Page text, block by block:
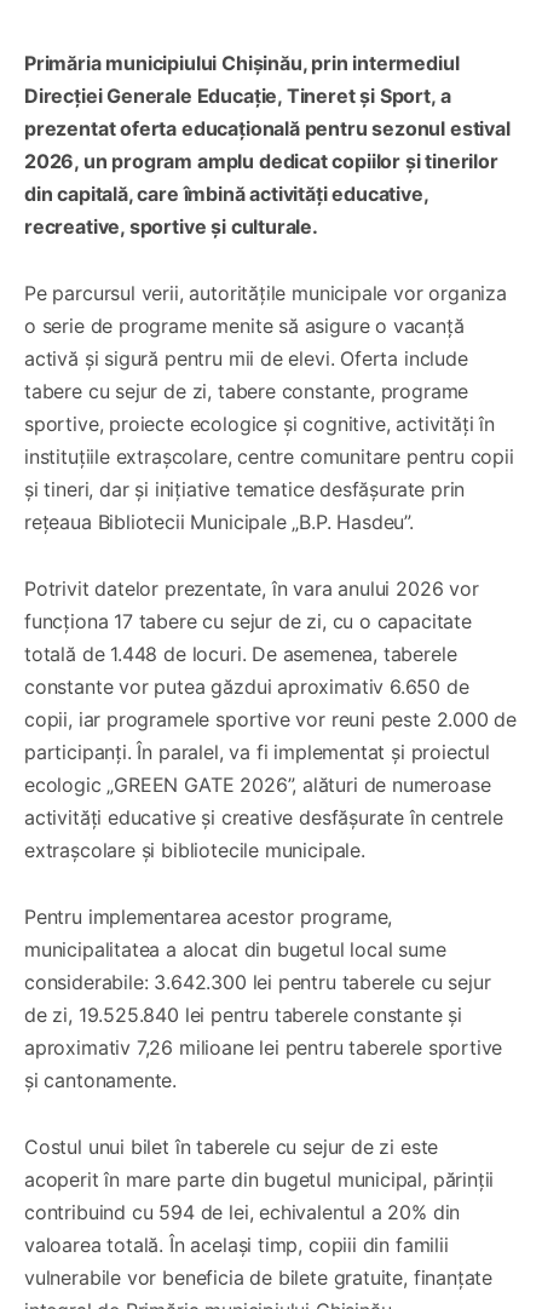
Primăria municipiului Chișinău, prin intermediul
Direcției Generale Educație, Tineret și Sport, a
prezentat oferta educațională pentru sezonul estival
2026, un program amplu dedicat copiilor și tinerilor
din capitală, care îmbină activități educative,
recreative, sportive și culturale.
Pe parcursul verii, autoritățile municipale vor organiza
o serie de programe menite să asigure o vacanță
activă și sigură pentru mii de elevi. Oferta include
tabere cu sejur de zi, tabere constante, programe
sportive, proiecte ecologice și cognitive, activități în
instituțiile extrașcolare, centre comunitare pentru copii
și tineri, dar și inițiative tematice desfășurate prin
rețeaua Bibliotecii Municipale „B.P. Hasdeu”.
Potrivit datelor prezentate, în vara anului 2026 vor
funcționa 17 tabere cu sejur de zi, cu o capacitate
totală de 1.448 de locuri. De asemenea, taberele
constante vor putea găzdui aproximativ 6.650 de
copii, iar programele sportive vor reuni peste 2.000 de
participanți. În paralel, va fi implementat și proiectul
ecologic „GREEN GATE 2026”, alături de numeroase
activități educative și creative desfășurate în centrele
extrașcolare și bibliotecile municipale.
Pentru implementarea acestor programe,
municipalitatea a alocat din bugetul local sume
considerabile: 3.642.300 lei pentru taberele cu sejur
de zi, 19.525.840 lei pentru taberele constante și
aproximativ 7,26 milioane lei pentru taberele sportive
și cantonamente.
Costul unui bilet în taberele cu sejur de zi este
acoperit în mare parte din bugetul municipal, părinții
contribuind cu 594 de lei, echivalentul a 20% din
valoarea totală. În același timp, copiii din familii
vulnerabile vor beneficia de bilete gratuite, finanțate